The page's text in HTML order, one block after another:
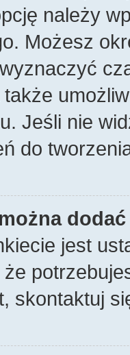
należy
Możesz
Jeśli nie
do
jest
skontaktuj